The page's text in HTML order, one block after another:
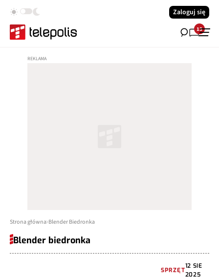
Zaloguj się
13
Strona główna Blender Biedronka
Blender biedronka
SPRZĘT
12 SIE
2025